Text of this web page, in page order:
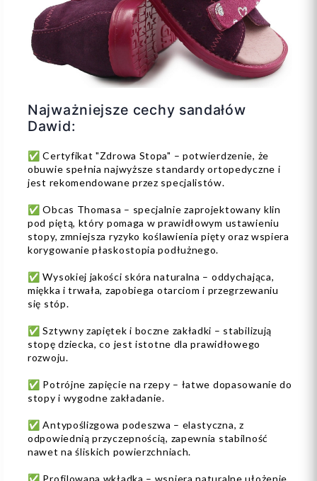
Najważniejsze cechy sandałów
Dawid:
✅ Certyfikat "Zdrowa Stopa" – potwierdzenie, że
obuwie spełnia najwyższe standardy ortopedyczne i
jest rekomendowane przez specjalistów.
✅ Obcas Thomasa – specjalnie zaprojektowany klin
pod piętą, który pomaga w prawidłowym ustawieniu
stopy, zmniejsza ryzyko koślawienia pięty oraz wspiera
korygowanie płaskostopia podłużnego.
✅ Wysokiej jakości skóra naturalna – oddychająca,
miękka i trwała, zapobiega otarciom i przegrzewaniu
się stóp.
✅ Sztywny zapiętek i boczne zakładki – stabilizują
stopę dziecka, co jest istotne dla prawidłowego
rozwoju.
✅ Potrójne zapięcie na rzepy – łatwe dopasowanie do
stopy i wygodne zakładanie.
✅ Antypoślizgowa podeszwa – elastyczna, z
odpowiednią przyczepnością, zapewnia stabilność
nawet na śliskich powierzchniach.